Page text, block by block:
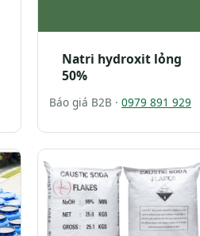
Natri hydroxit lỏng
50%
Báo giá B2B · 0979 891 929